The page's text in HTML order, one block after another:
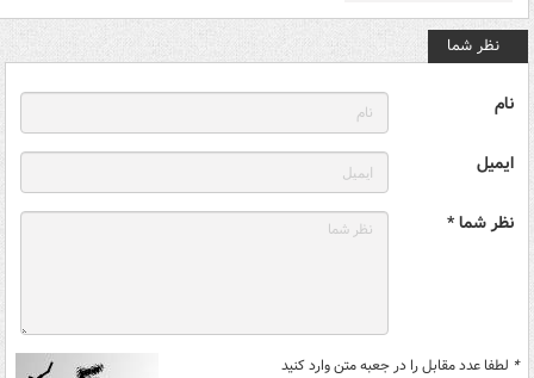
نظر شما
نام
ایمیل
نظر شما *
* لطفا عدد مقابل را در جعبه متن وارد کنید